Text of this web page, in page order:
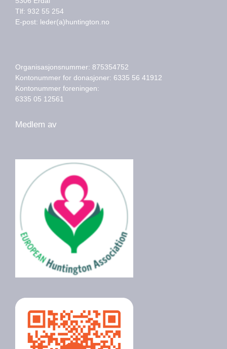
Tlf: 932 55 254
E-post: leder(a)huntington.no
Organisasjonsnummer: 875354752
Kontonummer for donasjoner: 6335 56 41912
Kontonummer foreningen:
6335 05 12561
Medlem av